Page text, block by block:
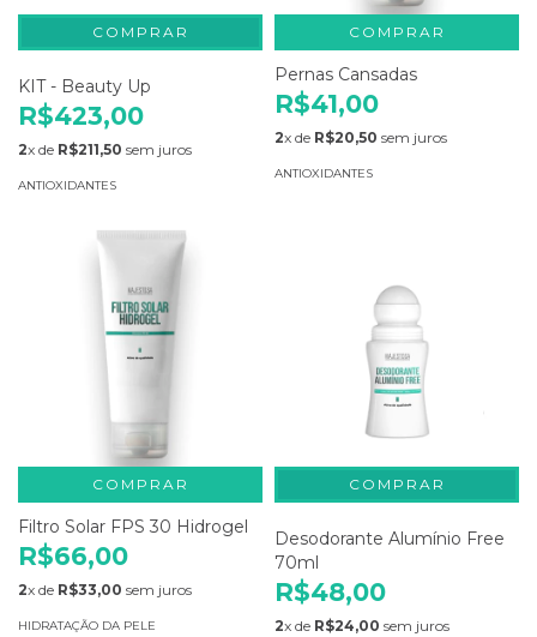
KIT - Beauty Up
R$423,00
2x de R$211,50 sem juros
ANTIOXIDANTES
COMPRAR
Pernas Cansadas
R$41,00
2x de R$20,50 sem juros
ANTIOXIDANTES
COMPRAR
Filtro Solar FPS 30 Hidrogel
R$66,00
2x de R$33,00 sem juros
HIDRATAÇÃO DA PELE
Desodorante Alumínio Free
70ml
R$48,00
2x de R$24,00 sem juros